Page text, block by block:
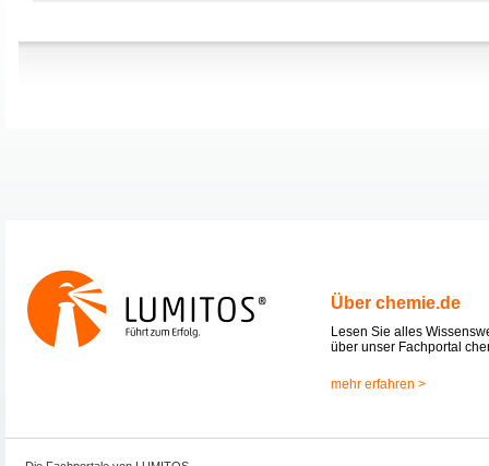
Über chemie.de
Lesen Sie alles
über unser Fachportal
mehr erfahren >